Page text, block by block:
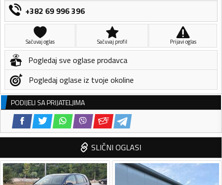
+382 69 996 396
Sačuvaj oglas Sačuvaj profil Prijavi oglas
Pogledaj sve oglase prodavca
Pogledaj oglase iz tvoje okoline
PODIJELI SA PRIJATELJIMA
SLIČNI OGLASI